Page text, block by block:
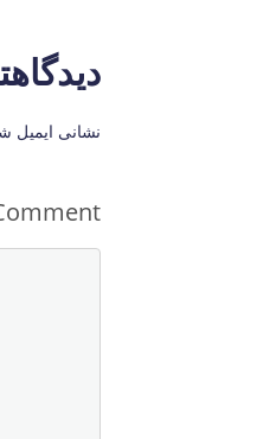
نشانی ایمیل